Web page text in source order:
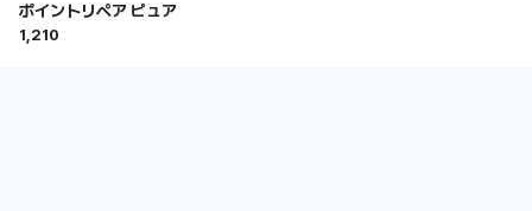
ポイントリペア ピュア
1,210